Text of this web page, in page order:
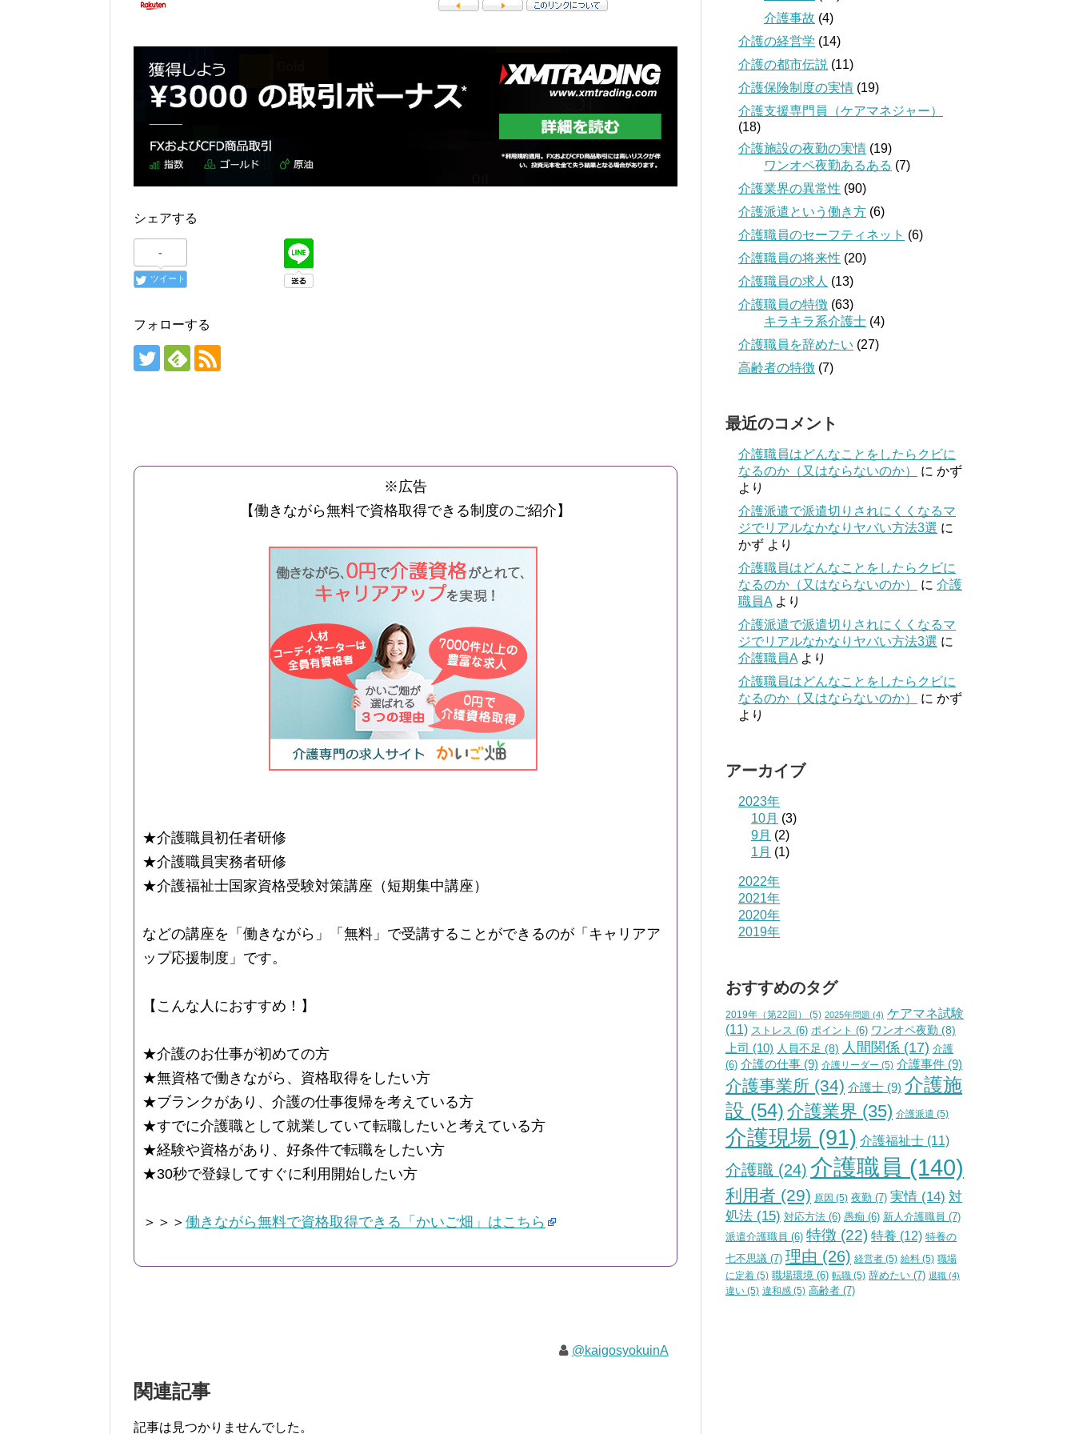
シェアする
-
ツイート
フォローする
※広告
【働きながら無料で資格取得できる制度のご紹介】
★介護職員初任者研修
★介護職員実務者研修
★介護福祉士国家資格受験対策講座（短期集中講座）
などの講座を「働きながら」「無料」で受講することができるのが「キャリアア
ップ応援制度」です。
【こんな人におすすめ！】
★介護のお仕事が初めての方
★無資格で働きながら、資格取得をしたい方
★ブランクがあり、介護の仕事復帰を考えている方
★すでに介護職として就業していて転職したいと考えている方
★経験や資格があり、好条件で転職をしたい方
★30秒で登録してすぐに利用開始したい方
＞＞＞ 働きながら無料で資格取得できる「かいご畑」はこちら
@kaigosyokuinA
関連記事
記事は見つかりませんでした。
介護事故 (4)
介護の経営学 (14)
介護の都市伝説 (11)
介護保険制度の実情 (19)
介護支援専門員（ケアマネジャー）
(18)
介護施設の夜勤の実情 (19)
ワンオペ夜勤あるある (7)
介護業界の異常性 (90)
介護派遣という働き方 (6)
介護職員のセーフティネット (6)
介護職員の将来性 (20)
介護職員の求人 (13)
介護職員の特徴 (63)
キラキラ系介護士 (4)
介護職員を辞めたい (27)
高齢者の特徴 (7)
最近のコメント
介護職員はどんなことをしたらクビに
なるのか（又はならないのか）
に かず
より
介護派遣で派遣切りされにくくなるマ
ジでリアルなかなりヤバい方法3選 に
かず より
介護職員はどんなことをしたらクビに
なるのか（又はならないのか）
に 介護
職員A より
介護派遣で派遣切りされにくくなるマ
ジでリアルなかなりヤバい方法3選 に
介護職員A より
介護職員はどんなことをしたらクビに
なるのか（又はならないのか）
に かず
より
アーカイブ
2023年
10月 (3)
9月 (2)
1月 (1)
2022年
2021年
2020年
2019年
おすすめのタグ
2019年（第22回） (5) 2025年問題 (4) ケアマネ試験
(11) ストレス (6) ポイント (6) ワンオペ夜勤 (8)
上司 (10) 人員不足 (8) 人間関係 (17) 介護
(6) 介護の仕事 (9) 介護リーダー (5) 介護事件 (9)
介護事業所 (34) 介護士 (9) 介護施
設 (54) 介護業界 (35) 介護派遣 (5)
介護現場 (91) 介護福祉士 (11)
介護職 (24) 介護職員 (140)
利用者 (29) 原因 (5) 夜勤 (7) 実情 (14) 対
処法 (15) 対応方法 (6) 愚痴 (6) 新人介護職員 (7)
派遣介護職員 (6) 特徴 (22) 特養 (12) 特養の
七不思議 (7) 理由 (26) 経営者 (5) 給料 (5) 職場
に定着 (5) 職場環境 (6) 転職 (5) 辞めたい (7) 退職 (4)
違い (5) 違和感 (5) 高齢者 (7)